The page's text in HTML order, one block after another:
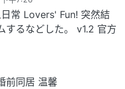
常 Lovers' Fun! 突然結
するなどした。 v1.2 官方
前同居 温馨